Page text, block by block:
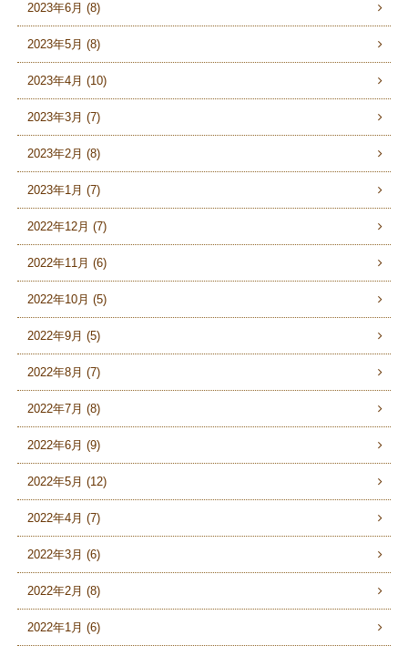
2023年6月 (8)
2023年5月 (8)
2023年4月 (10)
2023年3月 (7)
2023年2月 (8)
2023年1月 (7)
2022年12月 (7)
2022年11月 (6)
2022年10月 (5)
2022年9月 (5)
2022年8月 (7)
2022年7月 (8)
2022年6月 (9)
2022年5月 (12)
2022年4月 (7)
2022年3月 (6)
2022年2月 (8)
2022年1月 (6)